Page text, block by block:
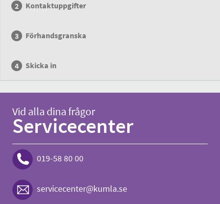
Kontaktuppgifter
Förhandsgranska
Skicka in
Vid alla dina frågor
Servicecenter
019-58 80 00
servicecenter@kumla.se